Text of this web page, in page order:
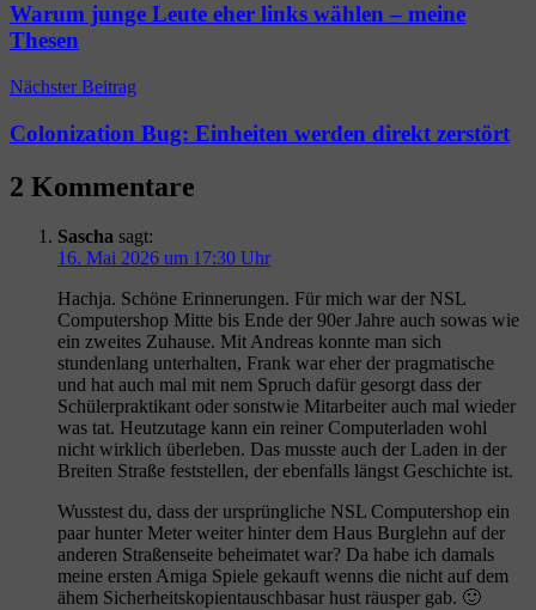
Warum junge Leute eher links wählen – meine
Thesen
Nächster Beitrag
Colonization Bug: Einheiten werden direkt zerstört
2 Kommentare
Sascha sagt:
16. Mai 2026 um 17:30 Uhr
Hachja. Schöne Erinnerungen. Für mich war der NSL
Computershop Mitte bis Ende der 90er Jahre auch sowas wie
ein zweites Zuhause. Mit Andreas konnte man sich
stundenlang unterhalten, Frank war eher der pragmatische
und hat auch mal mit nem Spruch dafür gesorgt dass der
Schülerpraktikant oder sonstwie Mitarbeiter auch mal wieder
was tat. Heutzutage kann ein reiner Computerladen wohl
nicht wirklich überleben. Das musste auch der Laden in der
Breiten Straße feststellen, der ebenfalls längst Geschichte ist.
Wusstest du, dass der ursprüngliche NSL Computershop ein
paar hunter Meter weiter hinter dem Haus Burglehn auf der
anderen Straßenseite beheimatet war? Da habe ich damals
meine ersten Amiga Spiele gekauft wenns die nicht auf dem
ähem Sicherheitskopientauschbasar hust räusper gab. 🙂